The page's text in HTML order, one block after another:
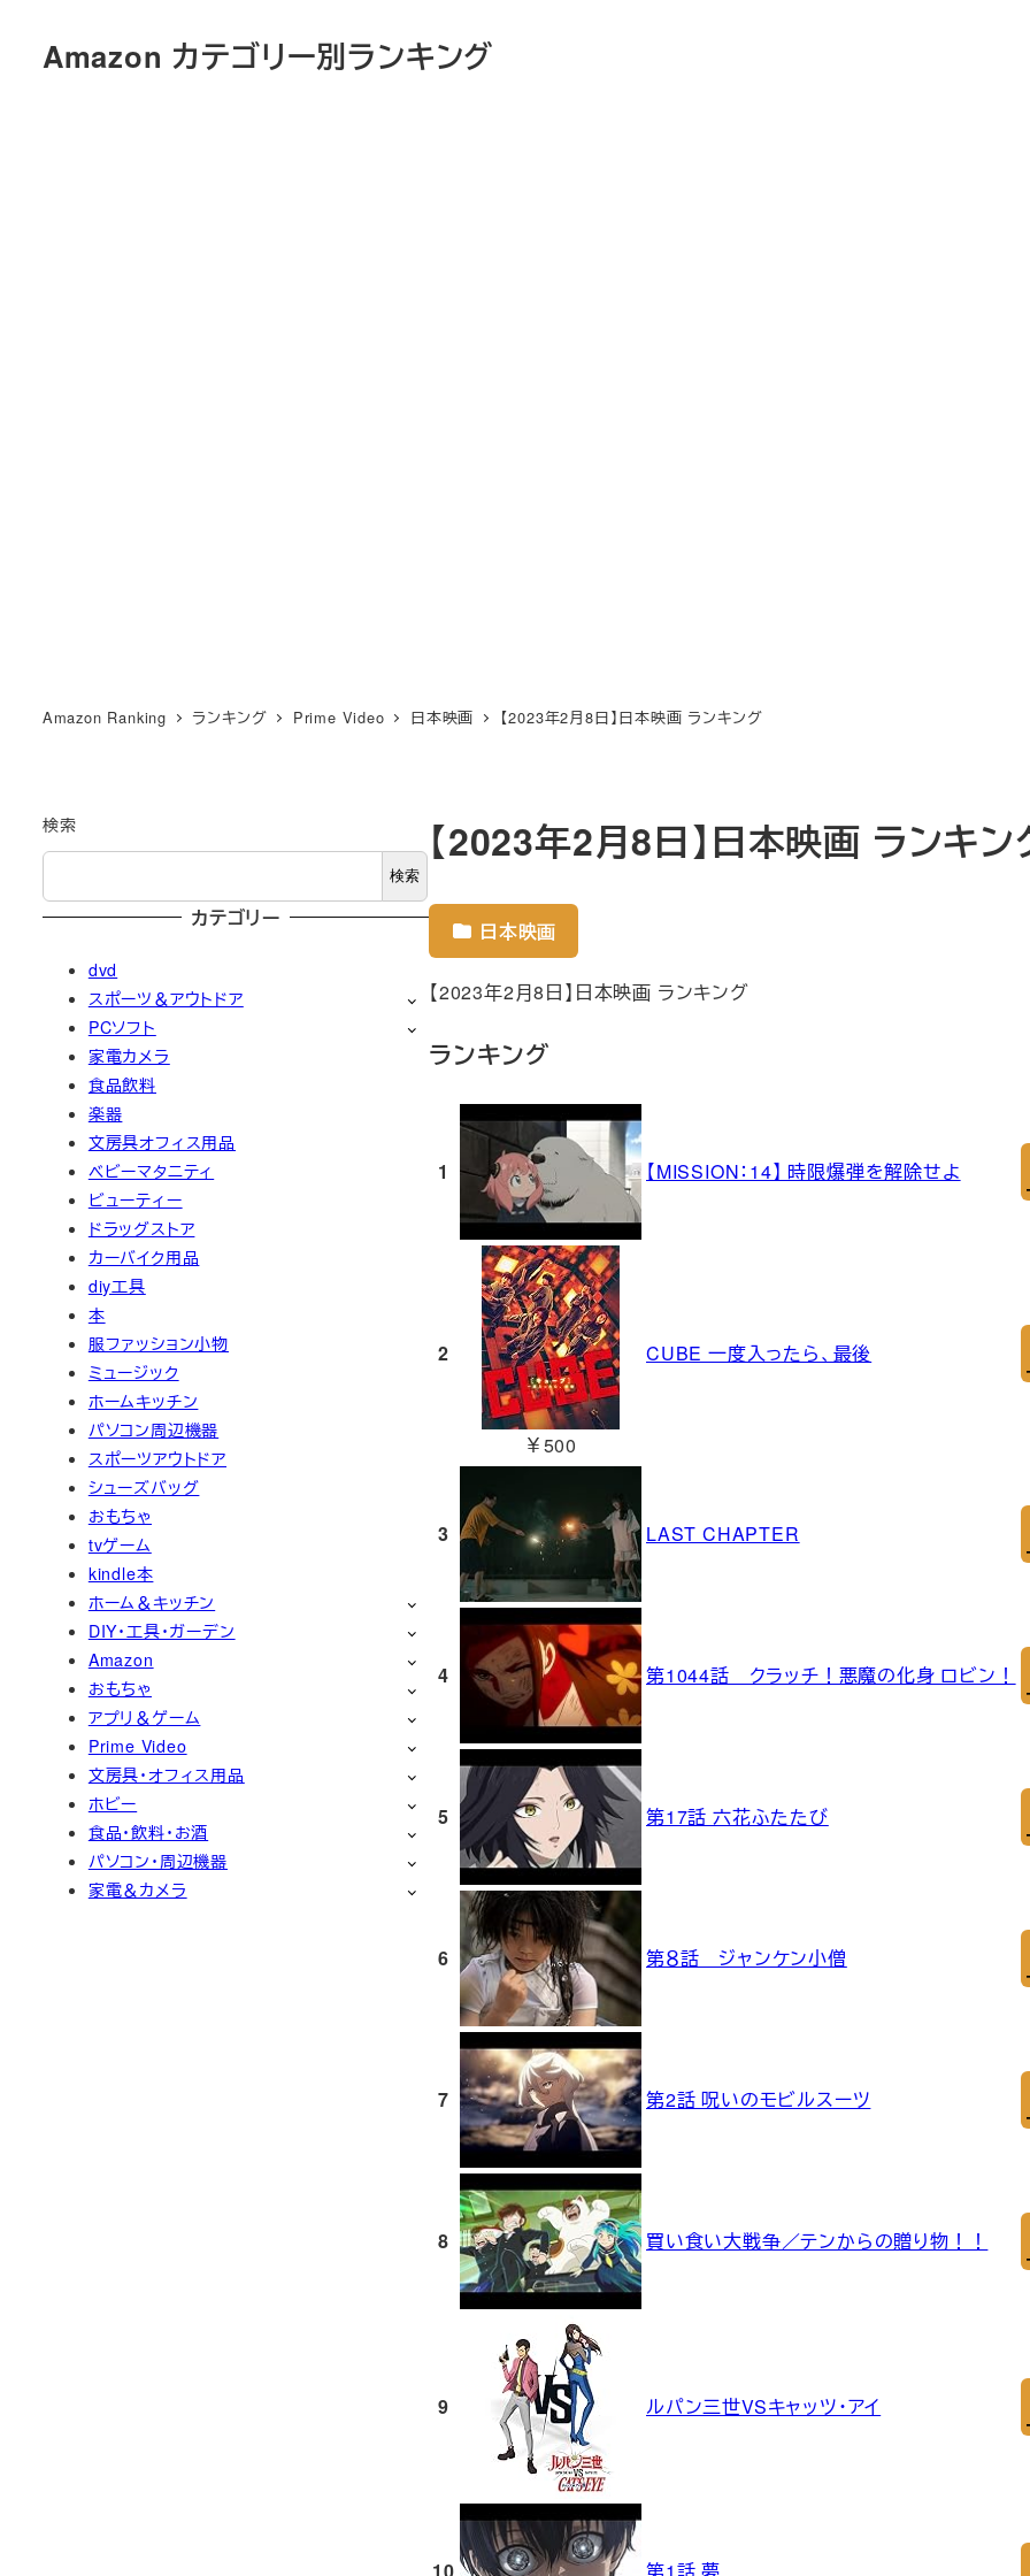
Amazon カテゴリー別ランキング
Amazon Ranking ランキング Prime Video 日本映画 【2023年2月8日】日本映画 ランキング
【2023年2月8日】日本映画 ランキン
日本映画
【2023年2月8日】日本映画 ランキング
ランキング
1 【MISSION：14】 時限爆弾を解除せよ
2
￥500
CUBE 一度入ったら、最後
3 LAST CHAPTER
4 第1044話 クラッチ！悪魔の化身 ロビン！
5 第17話 六花ふたたび
6 第８話 ジャンケン小僧
7 第2話 呪いのモビルスーツ
8 買い食い大戦争／テンからの贈り物！！
9 ルパン三世VSキャッツ・アイ
10 第1話 夢
検索
検索
カテゴリー
dvd
スポーツ＆アウトドア
PCソフト
家電カメラ
食品飲料
楽器
文房具オフィス用品
ベビーマタニティ
ビューティー
ドラッグストア
カーバイク用品
diy工具
本
服ファッション小物
ミュージック
ホームキッチン
パソコン周辺機器
スポーツアウトドア
シューズバッグ
おもちゃ
tvゲーム
kindle本
ホーム＆キッチン
DIY・工具・ガーデン
Amazon
おもちゃ
アプリ＆ゲーム
Prime Video
文房具・オフィス用品
ホビー
食品・飲料・お酒
パソコン・周辺機器
家電＆カメラ